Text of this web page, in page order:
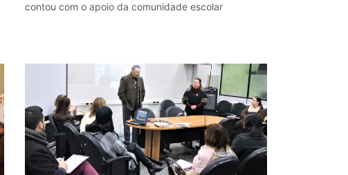
contou com o apoio da comunidade escolar